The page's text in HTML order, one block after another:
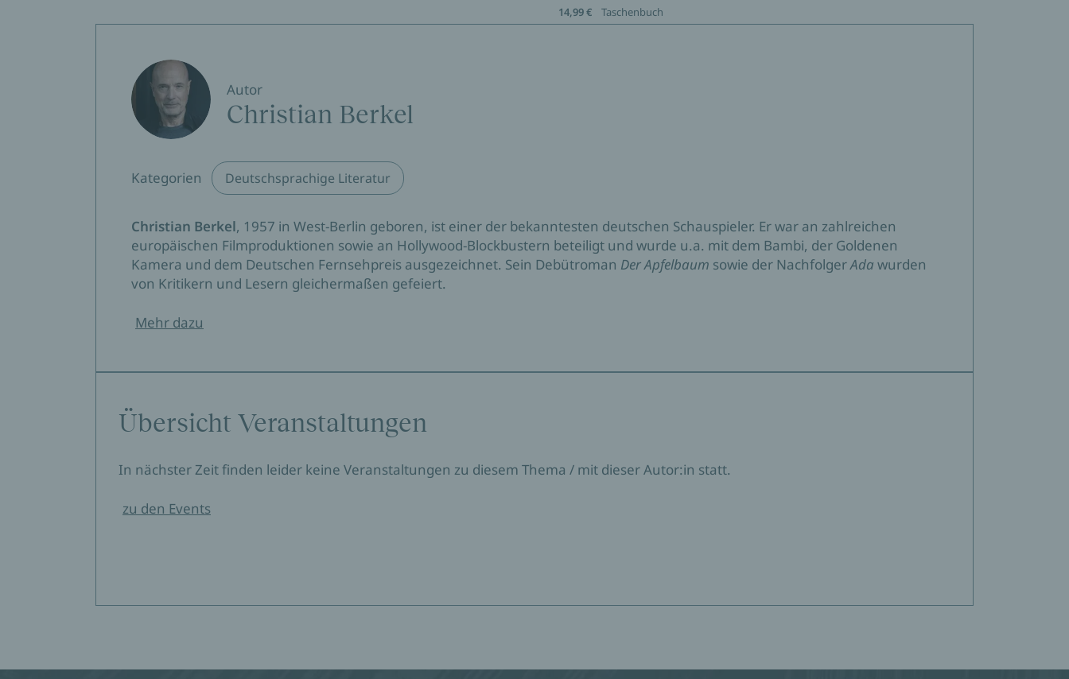
14,99 €
Taschenbuch
Autor
Christian Berkel
Kategorien Deutschsprachige Literatur
Christian Berkel, 1957 in West-Berlin geboren, ist einer der bekanntesten deutschen Schauspieler. Er war an zahlreichen
europäischen Filmproduktionen sowie an Hollywood-Blockbustern beteiligt und wurde u.a. mit dem Bambi, der Goldenen
Kamera und dem Deutschen Fernsehpreis ausgezeichnet. Sein Debütroman Der Apfelbaum sowie der NachfolgerAda wurden
von Kritikern und Lesern gleichermaßen gefeiert.
Mehr dazu
Übersicht Veranstaltungen
In nächster Zeit finden leider keine Veranstaltungen zu diesem Thema / mit dieser Autor:in statt.
zu den Events